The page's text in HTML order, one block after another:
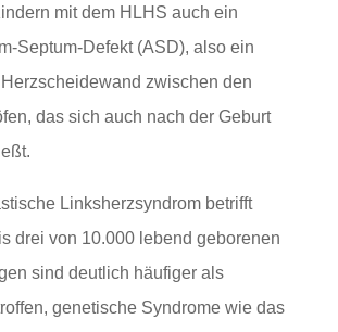
mit dem HLHS auch ein
Septum-Defekt (ASD), also ein
Herzscheidewand zwischen den
das sich auch nach der Geburt
Linksherzsyndrom betrifft
drei von 10.000 lebend geborenen
sind deutlich häufiger als
genetische Syndrome wie das